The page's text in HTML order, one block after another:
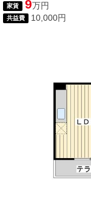
家賃 9万円
共益費 10,000円